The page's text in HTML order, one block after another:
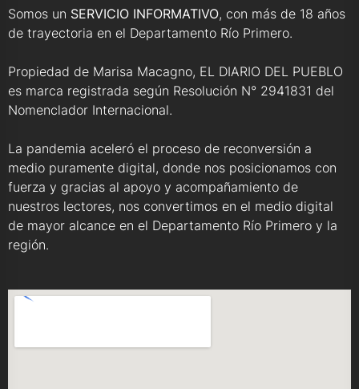
Somos un SERVICIO INFORMATIVO, con más de 18 años
de trayectoria en el Departamento Río Primero.
Propiedad de Marisa Macagno, EL DIARIO DEL PUEBLO
es marca registrada según Resolución N° 2941831 del
Nomenclador Internacional.
La pandemia aceleró el proceso de reconversión a
medio puramente digital, donde nos posicionamos con
fuerza y gracias al apoyo y acompañamiento de
nuestros lectores, nos convertimos en el medio digital
de mayor alcance en el Departamento Río Primero y la
región.